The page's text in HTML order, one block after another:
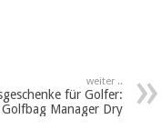
weiter ..
für Golfer:
Golfbag Manager Dry